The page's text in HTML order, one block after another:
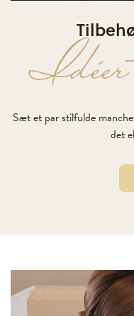
Sæt et par stilfulde
det